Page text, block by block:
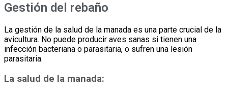
Gestión del rebaño
La gestión de la salud de la manada es una parte crucial de la
avicultura. No puede producir aves sanas si tienen una
infección bacteriana o parasitaria, o sufren una lesión
parasitaria.
La salud de la manada: